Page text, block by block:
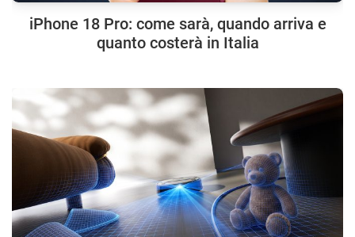
iPhone 18 Pro: come sarà, quando arriva e
quanto costerà in Italia